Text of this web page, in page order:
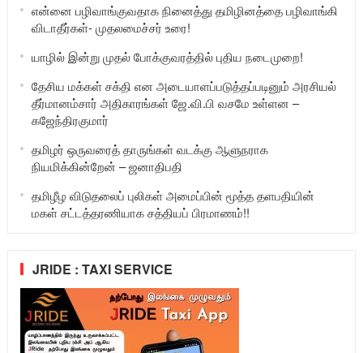
என்னை பழிவாங்குவதாக நினைத்து தமிழினத்தை பழிவாங்கி
விடாதீர்கள்- முதலமைச்சர் உரை!
யாழில் இன்று முதல் போக்குவரத்தில் புதிய நடைமுறை!
தேசிய மக்கள் சக்தி என அடையாளப்படுத்தப்படினும் அரசியல்
தீர்மானம்சார் அதிகாரங்கள் ஜே.வி.பி வசமே உள்ளன –
கஜேந்திரகுமார்
தமிழர் ஒருவரைத் தாருங்கள் வடக்கு ஆளுநராக
நியமிக்கின்றேன் – ஜனாதிபதி
தமிழீழ விடுதலைப் புலிகள் அமைப்பின் மூத்த தளபதியின்
மகள் சட்டத்தரணியாக சத்தியப் பிரமாணம்!!
JRIDE : TAXI SERVICE